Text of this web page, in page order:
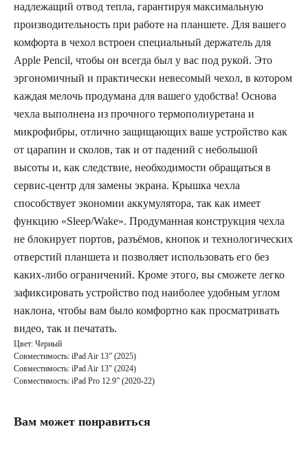
надлежащий отвод тепла, гарантируя максимальную
производительность при работе на планшете. Для вашего
комфорта в чехол встроен специальный держатель для
Apple Pencil, чтобы он всегда был у вас под рукой. Это
эргономичный и практически невесомый чехол, в котором
каждая мелочь продумана для вашего удобства! Основа
чехла выполнена из прочного термополиуретана и
микрофибры, отлично защищающих ваше устройство как
от царапин и сколов, так и от падений с небольшой
высоты и, как следствие, необходимости обращаться в
сервис-центр для замены экрана. Крышка чехла
способствует экономии аккумулятора, так как имеет
функцию «Sleep/Wake». Продуманная конструкция чехла
не блокирует портов, разъёмов, кнопок и технологических
отверстий планшета и позволяет использовать его без
каких-либо ограничений. Кроме этого, вы сможете легко
зафиксировать устройство под наиболее удобным углом
наклона, чтобы вам было комфортно как просматривать
видео, так и печатать.
Цвет: Черный
Совместимость: iPad Air 13” (2025)
Совместимость: iPad Air 13” (2024)
Совместимость: iPad Pro 12.9” (2020-22)
Вам может понравиться